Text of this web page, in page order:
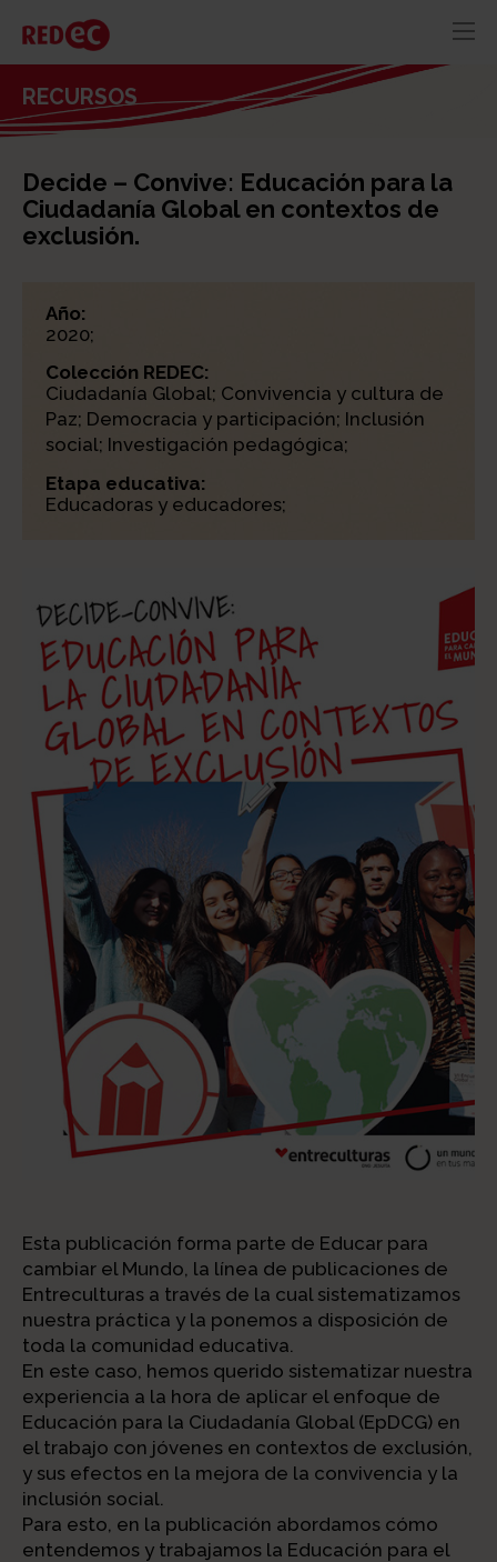
RECURSOS
CONTACTO
RECURSOS
Decide – Convive: Educación para la
Ciudadanía Global en contextos de
exclusión.
Año:
2020;
Colección REDEC:
Ciudadanía Global; Convivencia y cultura de
Paz; Democracia y participación; Inclusión
social; Investigación pedagógica;
Etapa educativa:
Educadoras y educadores;
Esta publicación forma parte de Educar para
cambiar el Mundo, la línea de publicaciones de
Entreculturas a través de la cual sistematizamos
nuestra práctica y la ponemos a disposición de
toda la comunidad educativa.
En este caso, hemos querido sistematizar nuestra
experiencia a la hora de aplicar el enfoque de
Educación para la Ciudadanía Global (EpDCG) en
el trabajo con jóvenes en contextos de exclusión,
y sus efectos en la mejora de la convivencia y la
inclusión social.
Para esto, en la publicación abordamos cómo
entendemos y trabajamos la Educación para el